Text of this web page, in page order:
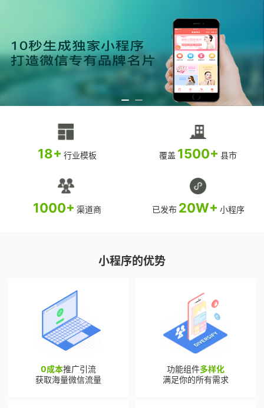
18+ 行业模板 覆盖 1500+ 县市
1000+ 渠道商 已发布 20W+ 小程序
小程序的优势
0成本推广引流
获取海量微信流量
功能组件多样化
满足你的所有需求